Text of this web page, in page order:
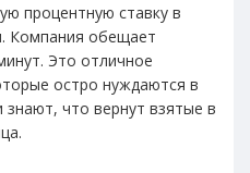
процентную ставку в
Компания обещает
Это отличное
остро нуждаются в
что вернут взятые в